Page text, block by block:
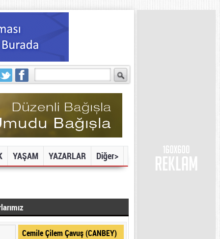
YAŞAM YAZARLAR Diğer>
Cemile Çilem Çavuş (CANBEY)